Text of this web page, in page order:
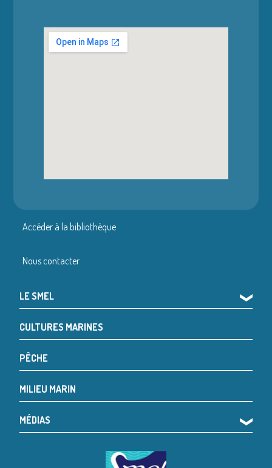
Accéder à la bibliothèque
Nous contacter
LE SMEL ❯
CULTURES MARINES
PÊCHE
MILIEU MARIN
MÉDIAS ❯